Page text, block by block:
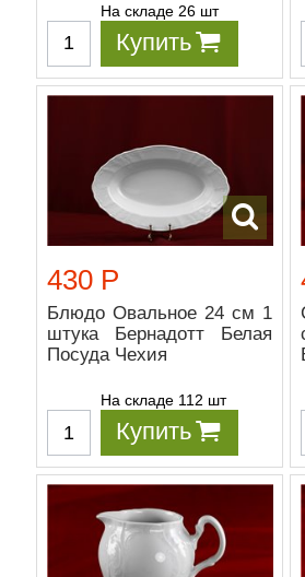
На складе 26 шт
Купить
430 Р
Блюдо Овальное 24 см 1
штука Бернадотт Белая
Посуда Чехия
На складе 112 шт
Купить